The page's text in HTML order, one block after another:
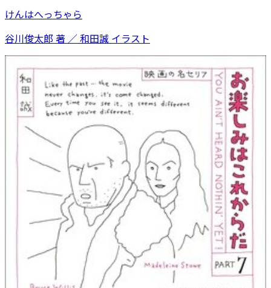
けんはへっちゃら
谷川俊太郎 著 ／ 和田誠 イラスト